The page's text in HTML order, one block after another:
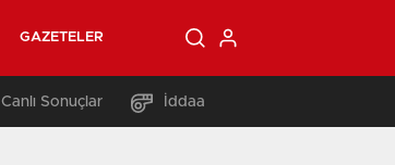
GAZETELER
Canlı Sonuçlar İddaa